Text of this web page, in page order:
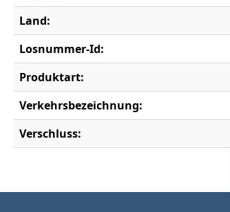
Land:
Losnummer-Id:
Produktart:
Verkehrsbezeichnung:
Verschluss: